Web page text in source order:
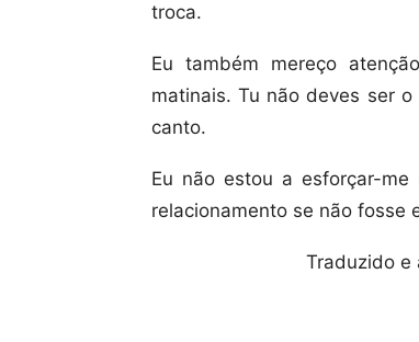
troca.
Eu também mereço
matinais. Tu não deves ser
canto.
Eu não estou a esforçar-
relacionamento se não fosse
Traduzido e